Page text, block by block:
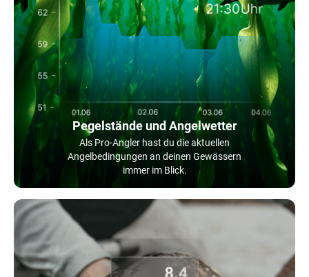
Pegelstände und Angelwetter
Als Pro-Angler hast du die aktuellen
Angelbedingungen an deinen Gewässern
immer im Blick.